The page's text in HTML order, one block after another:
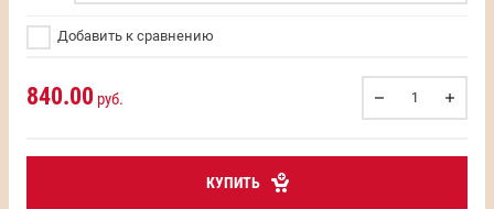
Добавить к сравнению
840.00 руб.
КУПИТЬ